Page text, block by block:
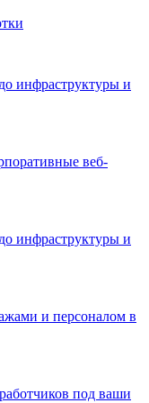
инфраструктуры и
веб-
инфраструктуры и
и персоналом в
под ваши